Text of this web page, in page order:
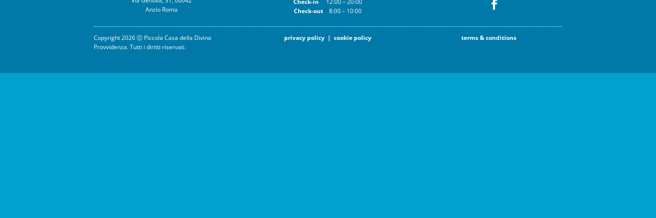
Anzio Roma
Check-out 8:00 – 10:00
Copyright 2026 Ⓒ Piccola Casa della Divina
Provvidenza. Tutti i diritti riservati.
privacy policy |cookie policy terms & conditions